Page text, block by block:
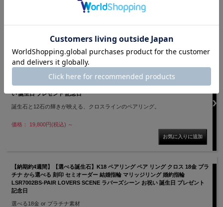
3位
PICK UP
【誕生石対応】ペアリング シルバー クロスタイプ 刻印 ドラマ着用
LSR0126BS-CZBS【通常納期2～3日】 LOVERS SCENE ラバーズシーン お祝
い 誕生日 プレゼント 記念日
誕生石と12石の輝きが映える、クロスラインのペアリング。
価格： 19,800円(税込) ～
【納期約4週間】【選べる誕生石】K18 ペアリング ペア リング クロス 18金 プラ
チナ から選べる 刻印 セミオーダー 結婚指輪 マリッジリング 婚約指輪
LSR7002BS-PAIR LOVERS SCENE ラバーズシーン お祝い 誕生日 プレゼント
記念日
選べる18金 or プラチナ素材